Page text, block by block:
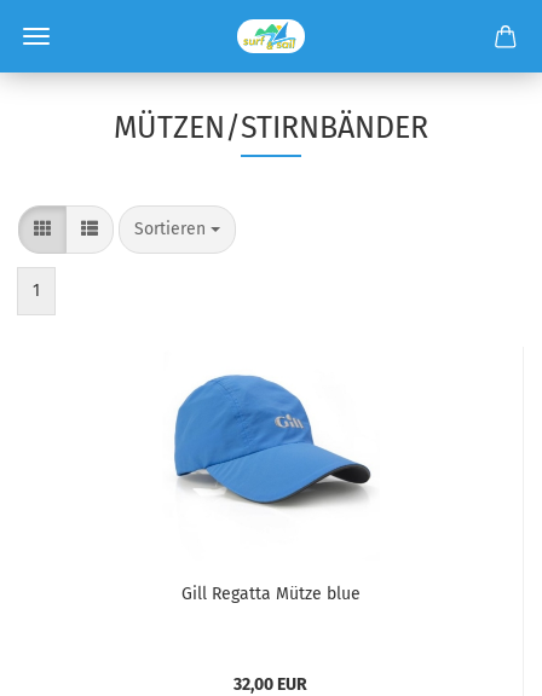
MÜTZEN/STIRNBÄNDER
Sortieren
1
Gill Regatta Mütze blue
32,00 EUR